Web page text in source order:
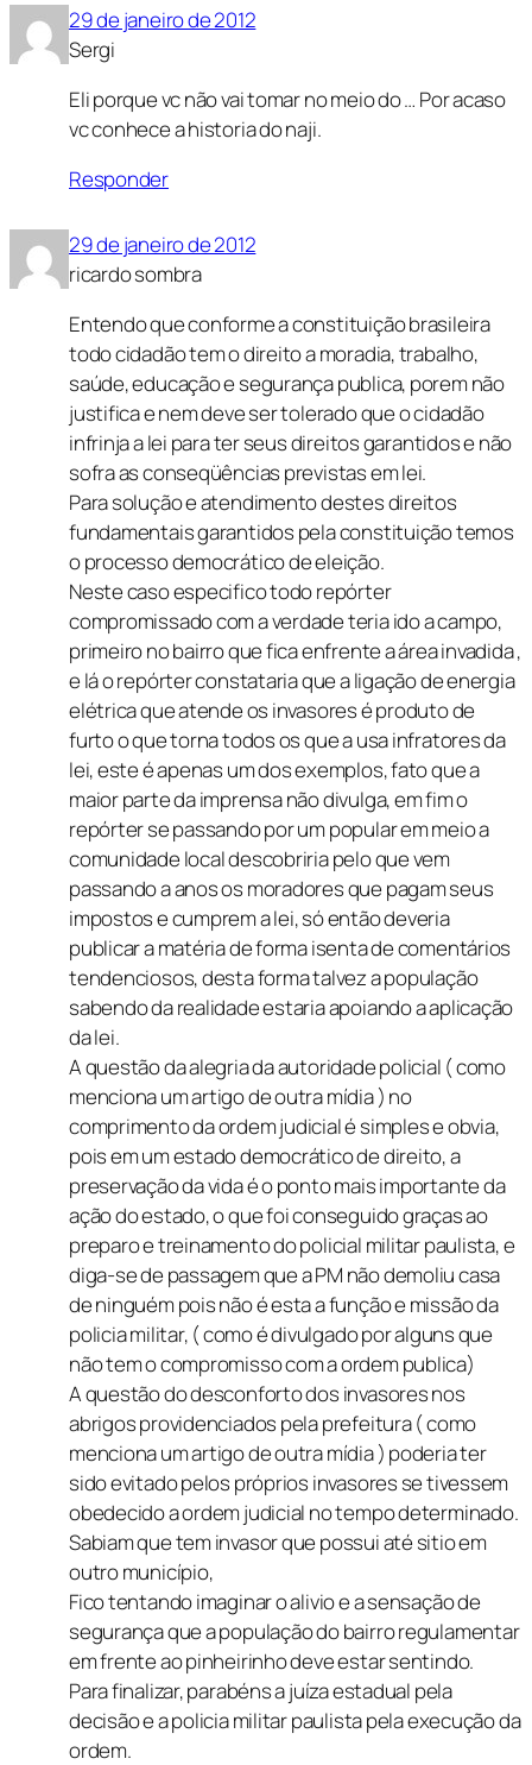
29 de janeiro de 2012
Sergi
Eli porque vc não vai tomar no meio do … Por acaso
vc conhece a historia do naji.
Responder
29 de janeiro de 2012
ricardo sombra
Entendo que conforme a constituição brasileira
todo cidadão tem o direito a moradia, trabalho,
saúde, educação e segurança publica, porem não
justifica e nem deve ser tolerado que o cidadão
infrinja a lei para ter seus direitos garantidos e não
sofra as conseqüências previstas em lei.
Para solução e atendimento destes direitos
fundamentais garantidos pela constituição temos
o processo democrático de eleição.
Neste caso especifico todo repórter
compromissado com a verdade teria ido a campo,
primeiro no bairro que fica enfrente a área invadida ,
e lá o repórter constataria que a ligação de energia
elétrica que atende os invasores é produto de
furto o que torna todos os que a usa infratores da
lei, este é apenas um dos exemplos, fato que a
maior parte da imprensa não divulga, em fim o
repórter se passando por um popular em meio a
comunidade local descobriria pelo que vem
passando a anos os moradores que pagam seus
impostos e cumprem a lei, só então deveria
publicar a matéria de forma isenta de comentários
tendenciosos, desta forma talvez a população
sabendo da realidade estaria apoiando a aplicação
da lei.
A questão da alegria da autoridade policial ( como
menciona um artigo de outra mídia ) no
comprimento da ordem judicial é simples e obvia,
pois em um estado democrático de direito, a
preservação da vida é o ponto mais importante da
ação do estado, o que foi conseguido graças ao
preparo e treinamento do policial militar paulista, e
diga-se de passagem que a PM não demoliu casa
de ninguém pois não é esta a função e missão da
policia militar, ( como é divulgado por alguns que
não tem o compromisso com a ordem publica)
A questão do desconforto dos invasores nos
abrigos providenciados pela prefeitura ( como
menciona um artigo de outra mídia ) poderia ter
sido evitado pelos próprios invasores se tivessem
obedecido a ordem judicial no tempo determinado.
Sabiam que tem invasor que possui até sitio em
outro município,
Fico tentando imaginar o alivio e a sensação de
segurança que a população do bairro regulamentar
em frente ao pinheirinho deve estar sentindo.
Para finalizar, parabéns a juíza estadual pela
decisão e a policia militar paulista pela execução da
ordem.